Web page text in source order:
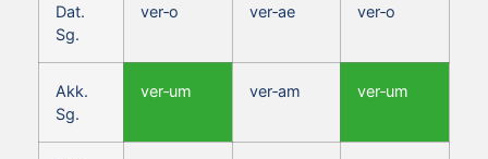
Dat.
Sg.
ver‑o ver‑ae ver‑o
Akk.
Sg.
ver‑um ver‑am ver‑um